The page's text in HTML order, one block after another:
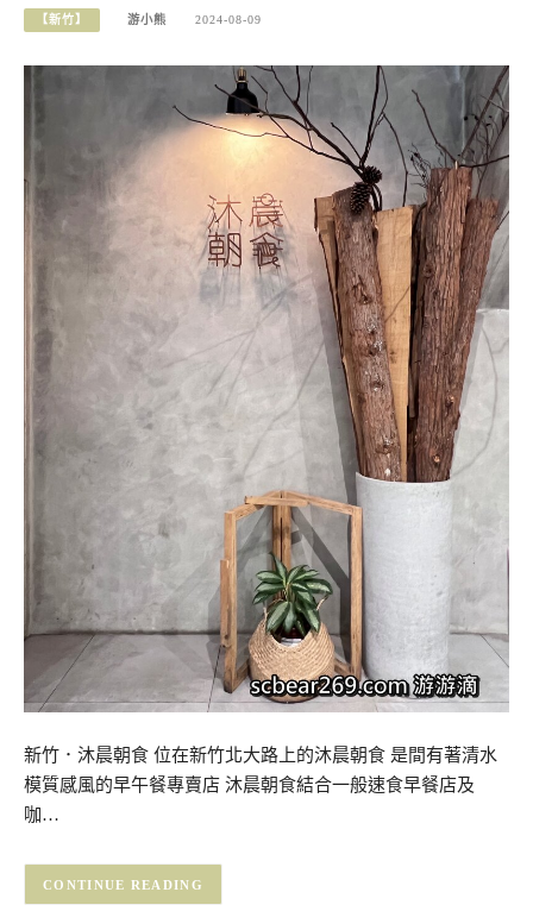
【新竹】 游小熊 2024-08-09
新竹．沐晨朝食 位在新竹北大路上的沐晨朝食 是間有著清水
模質感風的早午餐專賣店 沐晨朝食結合一般速食早餐店及
咖…
CONTINUE READING